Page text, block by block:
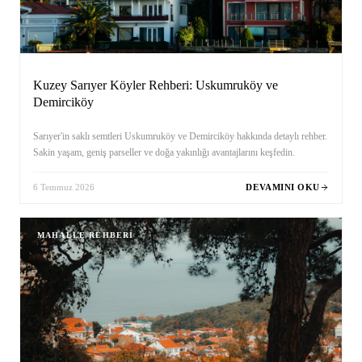
Kuzey Sarıyer Köyler Rehberi: Uskumruköy ve
Demirciköy
Sarıyer'in saklı semtleri Uskumruköy ve Demirciköy hakkında detaylı rehber.
Sakin yaşam, geniş parseller ve doğa yakınlığı avantajlarını keşfedin.
6 Temmuz 2026 DEVAMINI OKU
MAHALLE REHBERI